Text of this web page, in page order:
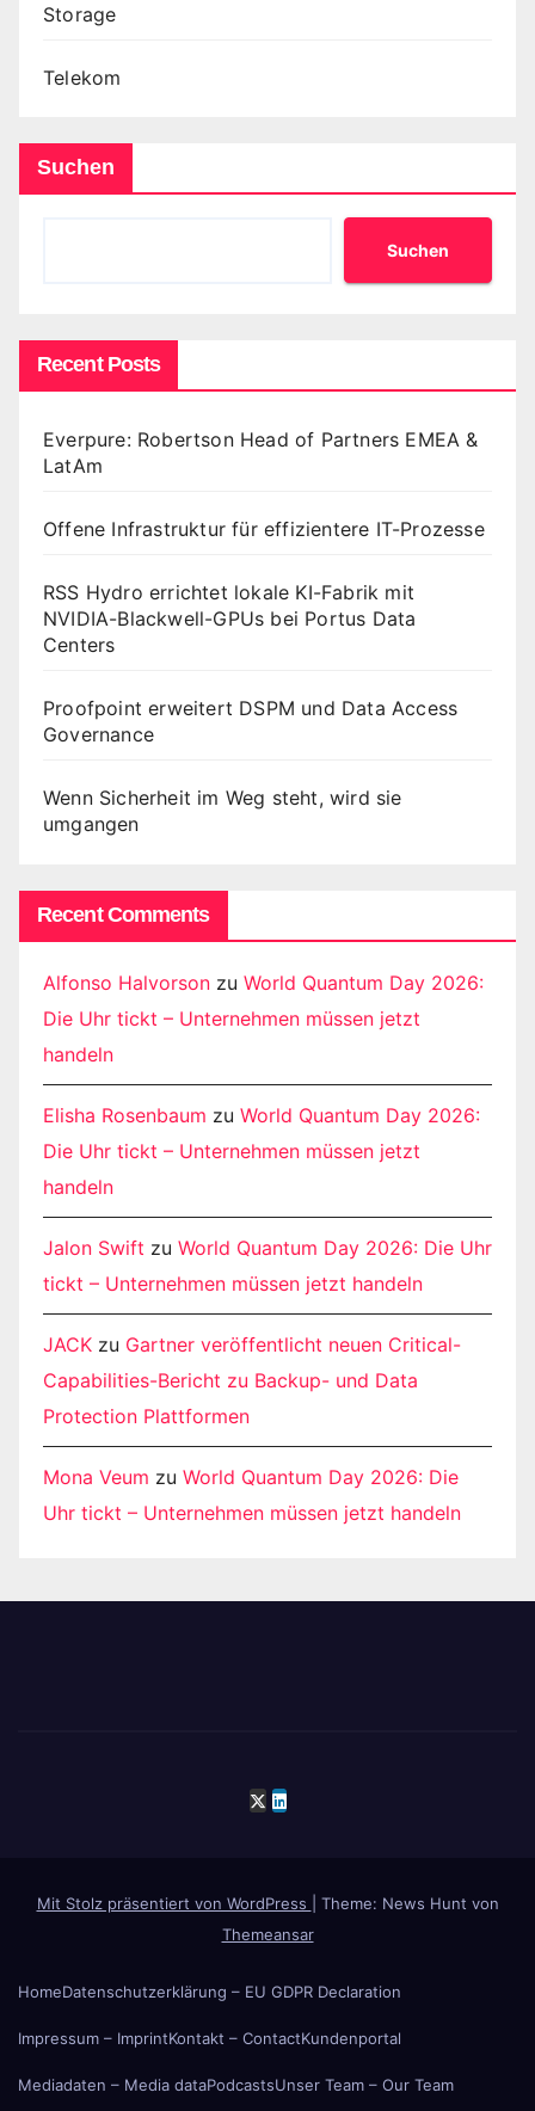
Storage
Telekom
Suchen
Suchen
Recent Posts
Everpure: Robertson Head of Partners EMEA &
LatAm
Offene Infrastruktur für effizientere IT-Prozesse
RSS Hydro errichtet lokale KI-Fabrik mit
NVIDIA-Blackwell-GPUs bei Portus Data
Centers
Proofpoint erweitert DSPM und Data Access
Governance
Wenn Sicherheit im Weg steht, wird sie
umgangen
Recent Comments
Alfonso Halvorson zu World Quantum Day 2026:
Die Uhr tickt – Unternehmen müssen jetzt
handeln
Elisha Rosenbaum zu World Quantum Day 2026:
Die Uhr tickt – Unternehmen müssen jetzt
handeln
Jalon Swift zu World Quantum Day 2026: Die Uhr
tickt – Unternehmen müssen jetzt handeln
JACK zu Gartner veröffentlicht neuen Critical-
Capabilities-Bericht zu Backup- und Data
Protection Plattformen
Mona Veum zu World Quantum Day 2026: Die
Uhr tickt – Unternehmen müssen jetzt handeln
Mit Stolz präsentiert von WordPress
Theme: News Hunt von
Themeansar
HomeDatenschutzerklärung – EU GDPR Declaration
Impressum – ImprintKontakt – ContactKundenportal
Mediadaten – Media dataPodcastsUnser Team – Our Team